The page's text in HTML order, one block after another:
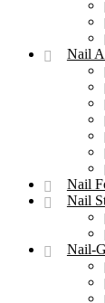
Nail
Nail
Nail
Nail-